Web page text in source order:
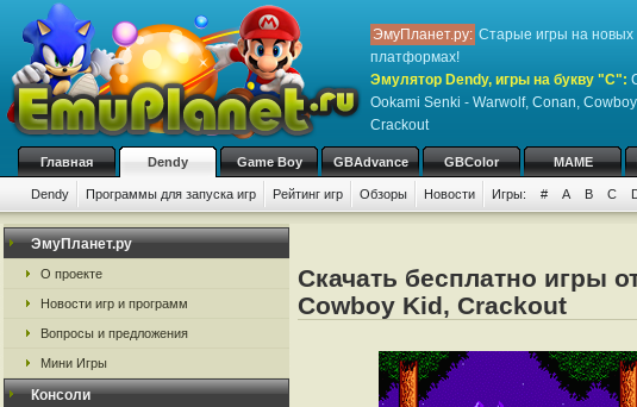
ЭмуПланет.ру: Старые игры на новых
платформах!
Эмулятор Dendy, игры на букву "C":
Ookami Senki - Warwolf, Conan,
Crackout
Главная Dendy Game Boy GBAdvance GBColor MAME
Dendy Программы для запуска игр Рейтинг игр Обзоры Новости Игры: # A B C
ЭмуПланет.ру
О проекте
Новости игр и программ
Вопросы и предложения
Мини Игры
Консоли
Скачать бесплатно игры
Cowboy Kid, Crackout